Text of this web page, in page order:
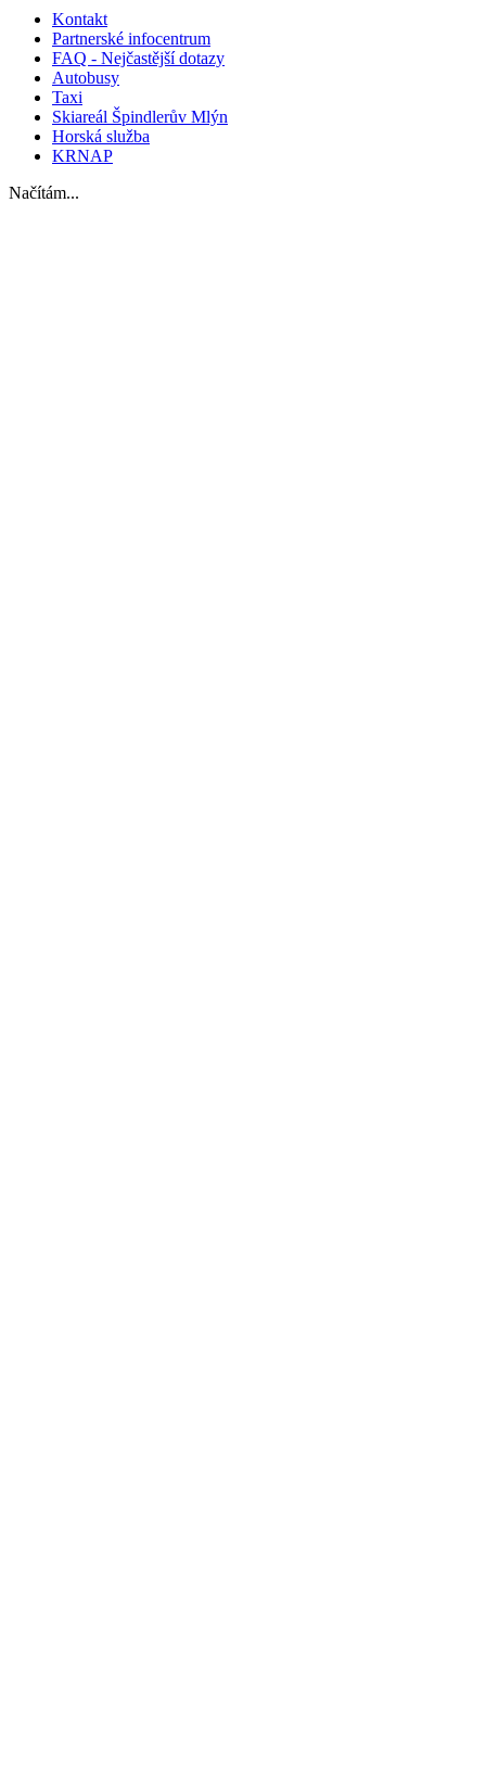
Kontakt
Partnerské infocentrum
FAQ - Nejčastější dotazy
Autobusy
Taxi
Skiareál Špindlerův Mlýn
Horská služba
KRNAP
Načítám...